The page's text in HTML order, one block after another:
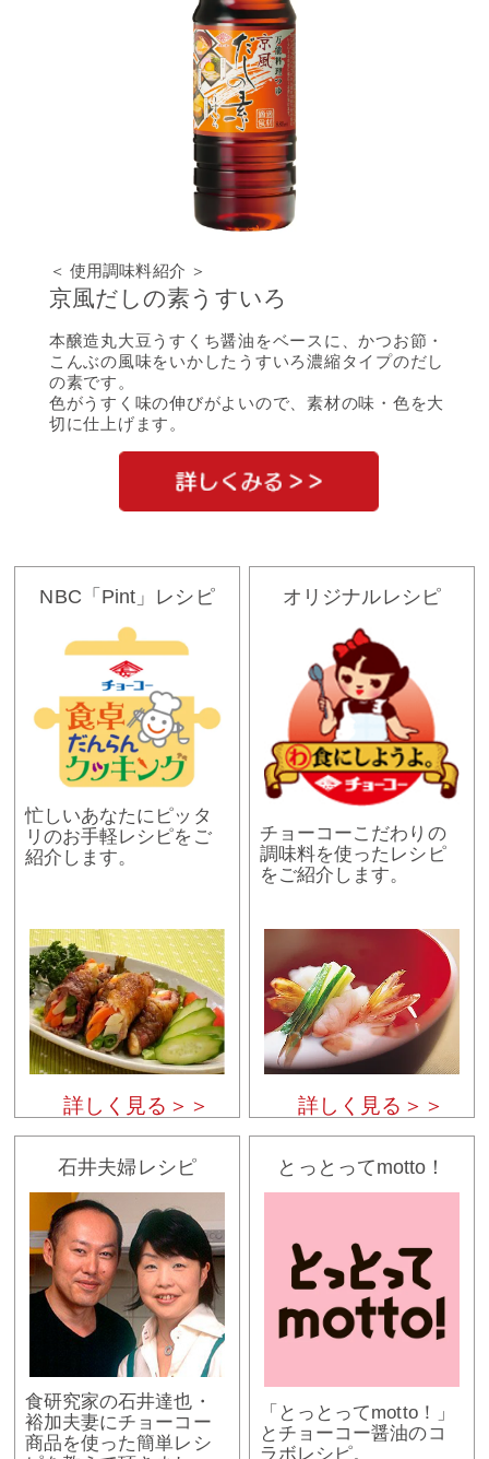
＜ 使用調味料紹介 ＞
京風だしの素うすいろ
本醸造丸大豆うすくち醤油をベースに、かつお節・
こんぶの風味をいかしたうすいろ濃縮タイプのだし
の素です。
色がうすく味の伸びがよいので、素材の味・色を大
切に仕上げます。
NBC「Pint」レシピ
忙しいあなたにピッタ
リのお手軽レシピをご
紹介します。
詳しく見る＞＞
オリジナルレシピ
チョーコーこだわりの
調味料を使ったレシピ
をご紹介します。
詳しく見る＞＞
石井夫婦レシピ
食研究家の石井達也・
裕加夫妻にチョーコー
商品を使った簡単レシ
とっとってmotto！
「とっとってmotto！」
とチョーコー醤油のコ
ラボレシピ。